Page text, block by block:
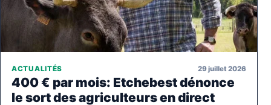
ACTUALITÉS 29 juillet 2026
400 € par mois: Etchebest dénonce
le sort des agriculteurs en direct